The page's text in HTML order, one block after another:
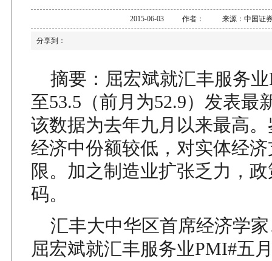
2015-06-03 作者： 来源：中国证
分享到：
摘要：屈宏斌就汇丰服务业
至53.5（前月为52.9）发表最
该数据为去年九月以来最高
经济中份额较低，对实体经
限。加之制造业扩张乏力，
码。
汇丰大中华区首席经济学
屈宏斌就汇丰服务业PMI#五